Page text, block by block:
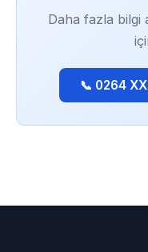
Daha fazla bilgi
📞 0264